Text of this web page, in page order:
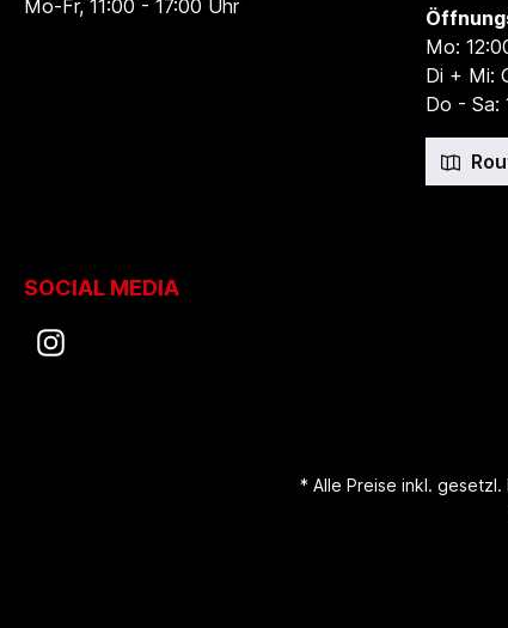
Mo:
Di + Mi:
Do - Sa:
Mo-Fr, 11:00 - 17:00 Uhr
SOCIAL MEDIA
* Alle Preise inkl.